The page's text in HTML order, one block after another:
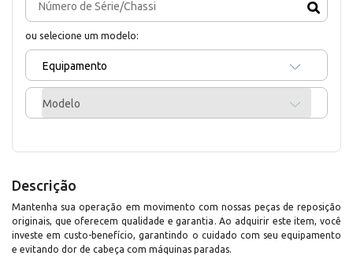
ou selecione um modelo:
Equipamento
Modelo
Descrição
Mantenha sua operação em movimento com nossas peças de reposição
originais, que oferecem qualidade e garantia. Ao adquirir este item, você
investe em custo-benefício, garantindo o cuidado com seu equipamento
e evitando dor de cabeça com máquinas paradas.